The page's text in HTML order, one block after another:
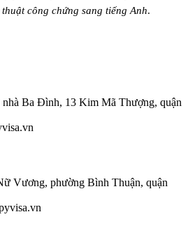
công chứng sang tiếng Anh.
Ba Đình, 13 Kim Mã Thượng, quận
Vương, phường Bình Thuận, quận